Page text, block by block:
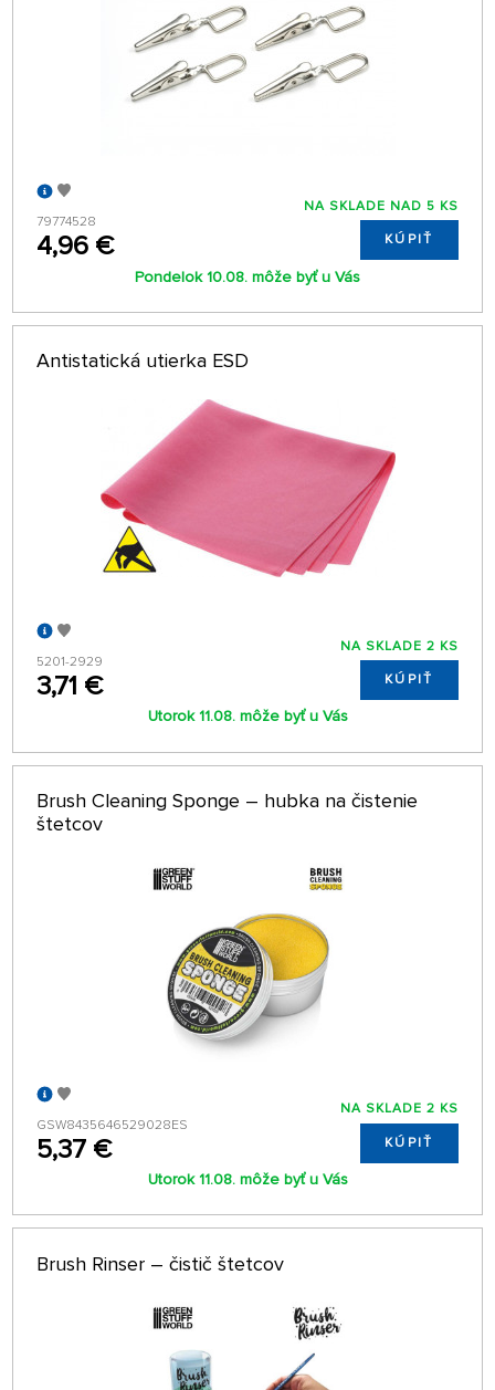
79774528
4,96 €
NA SKLADE NAD 5 KS
KÚPIŤ
Pondelok 10.08. môže byť u Vás
Antistatická utierka ESD
5201-2929
3,71 €
NA SKLADE 2 KS
KÚPIŤ
Utorok 11.08. môže byť u Vás
Brush Cleaning Sponge – hubka na čistenie
štetcov
GSW8435646529028ES
5,37 €
NA SKLADE 2 KS
KÚPIŤ
Utorok 11.08. môže byť u Vás
Brush Rinser – čistič štetcov